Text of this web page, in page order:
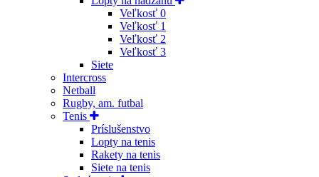
Veľkosť 0
Veľkosť 1
Veľkosť 2
Veľkosť 3
Siete
Intercross
Netball
Rugby, am. futbal
Tenis
Príslušenstvo
Lopty na tenis
Rakety na tenis
Siete na tenis